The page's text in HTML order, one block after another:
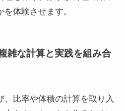
体験させます。
雑な計算と実践を組み合
、比率や体積の計算を取り入